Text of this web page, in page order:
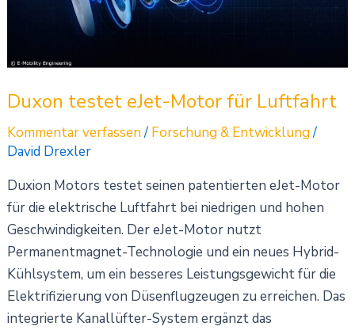
Duxon testet eJet-Motor für Luftfahrt
Kommentar verfassen/ Forschung & Entwicklung/
David Drexler
Duxion Motors testet seinen patentierten eJet-Motor
für die elektrische Luftfahrt bei niedrigen und hohen
Geschwindigkeiten. Der eJet-Motor nutzt
Permanentmagnet-Technologie und ein neues Hybrid-
Kühlsystem, um ein besseres Leistungsgewicht für die
Elektrifizierung von Düsenflugzeugen zu erreichen. Das
integrierte Kanallüfter-System ergänzt das